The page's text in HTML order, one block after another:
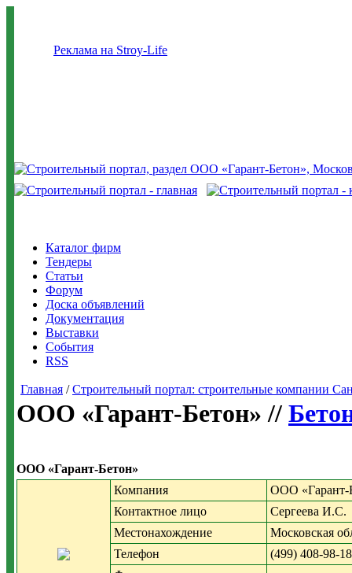
Реклама на Stroy-Life
Каталог фирм
Тендеры
Статьи
Форум
Доска объявлений
Документация
Выставки
События
RSS
Главная /Строительный портал: строительные компании
ООО «Гарант-Бетон» //
ООО «Гарант-Бетон»
Компания
ООО «Гарант-
Контактное лицо
Сергеева И.С.
Местонахождение
Московская
Телефон
(499) 408-98-